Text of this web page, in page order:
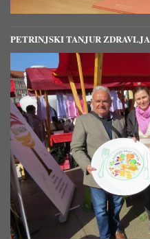
PETRINJSKI TANJUR ZDRAVLJA